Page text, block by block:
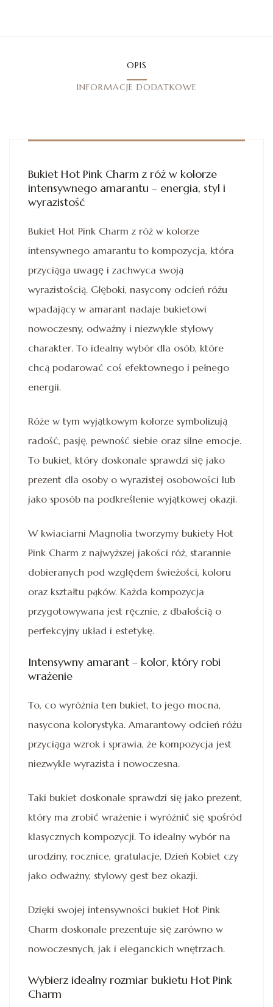
OPIS
INFORMACJE DODATKOWE
Bukiet Hot Pink Charm z róż w kolorze
intensywnego amarantu – energia, styl i
wyrazistość
Bukiet Hot Pink Charm z róż w kolorze
intensywnego amarantu to kompozycja, która
przyciąga uwagę i zachwyca swoją
wyrazistością. Głęboki, nasycony odcień różu
wpadający w amarant nadaje bukietowi
nowoczesny, odważny i niezwykle stylowy
charakter. To idealny wybór dla osób, które
chcą podarować coś efektownego i pełnego
energii.
Róże w tym wyjątkowym kolorze symbolizują
radość, pasję, pewność siebie oraz silne emocje.
To bukiet, który doskonale sprawdzi się jako
prezent dla osoby o wyrazistej osobowości lub
jako sposób na podkreślenie wyjątkowej okazji.
W kwiaciarni Magnolia tworzymy bukiety Hot
Pink Charm z najwyższej jakości róż, starannie
dobieranych pod względem świeżości, koloru
oraz kształtu pąków. Każda kompozycja
przygotowywana jest ręcznie, z dbałością o
perfekcyjny układ i estetykę.
Intensywny amarant – kolor, który robi
wrażenie
To, co wyróżnia ten bukiet, to jego mocna,
nasycona kolorystyka. Amarantowy odcień różu
przyciąga wzrok i sprawia, że kompozycja jest
niezwykle wyrazista i nowoczesna.
Taki bukiet doskonale sprawdzi się jako prezent,
który ma zrobić wrażenie i wyróżnić się spośród
klasycznych kompozycji. To idealny wybór na
urodziny, rocznice, gratulacje, Dzień Kobiet czy
jako odważny, stylowy gest bez okazji.
Dzięki swojej intensywności bukiet Hot Pink
Charm doskonale prezentuje się zarówno w
nowoczesnych, jak i eleganckich wnętrzach.
Wybierz idealny rozmiar bukietu Hot Pink
Charm